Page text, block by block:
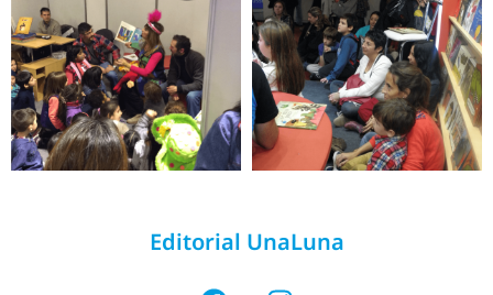
Editorial UnaLuna